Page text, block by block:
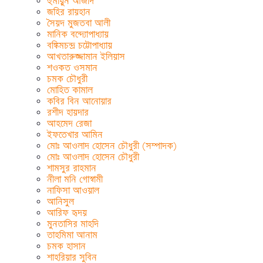
জহির রায়হান
সৈয়দ মুজতবা আলী
মানিক বন্দ্যোপাধ্যায়
বঙ্কিমচন্দ্র চট্টোপাধ্যায়
আখতারুজ্জামান ইলিয়াস
শওকত ওসমান
চমক চৌধুরী
মোহিত কামাল
কবির বিন আনোয়ার
রশীদ হায়দার
আহমেদ রেজা
ইফতেখার আমিন
মোঃ আওলাদ হোসেন চৌধুরী (সম্পাদক)
মোঃ আওলাদ হোসেন চৌধুরী
শামসুর রাহমান
নীলা মনি গোস্বামী
নাফিসা আওয়াল
আনিসুল
আরিফ হৃদয়
মুনতাসির মাহদি
তাহমিমা আনাম
চমক হাসান
শাহরিয়ার সুবিন